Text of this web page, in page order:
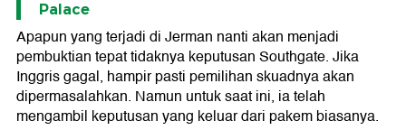
Palace
Apapun yang terjadi di Jerman nanti akan menjadi
pembuktian tepat tidaknya keputusan Southgate. Jika
Inggris gagal, hampir pasti pemilihan skuadnya akan
dipermasalahkan. Namun untuk saat ini, ia telah
mengambil keputusan yang keluar dari pakem biasanya.